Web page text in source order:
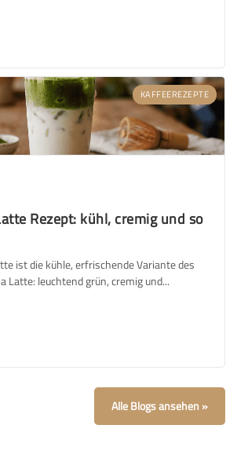
KAFFEEREZEPTE
Rezept: kühl, cremig und so
ist die kühle, erfrischende Variante des
Latte: leuchtend grün, cremig und...
Alle Blogs ansehen